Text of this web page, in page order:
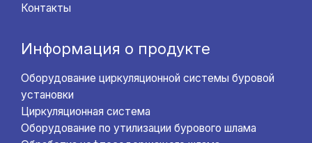
Контакты
Информация о продукте
Оборудование циркуляционной системы буровой
установки
Циркуляционная система
Оборудование по утилизации бурового шлама